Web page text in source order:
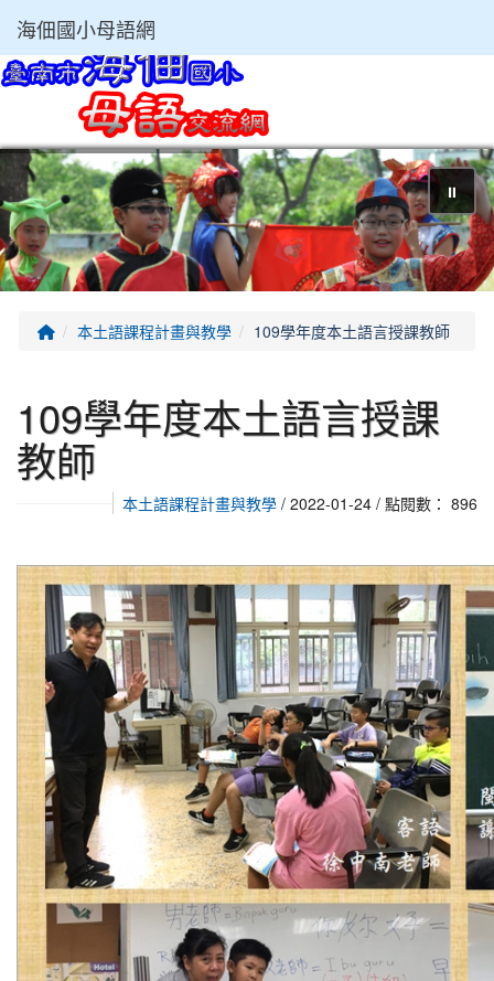
海佃國小母語網
⏸
回首頁本土語課程計畫與教學 109學年度本土語言授課教師
109學年度本土語言授課
教師
本土語課程計畫與教學 / 2022-01-24 / 點閱數： 896